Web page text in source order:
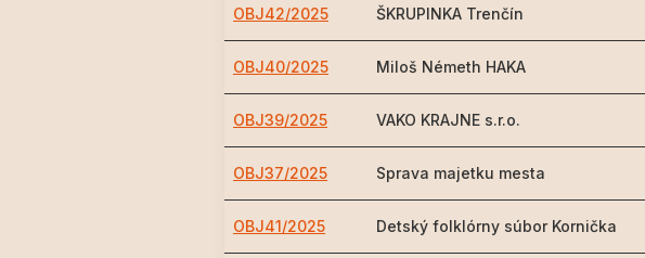
OBJ42/2025 ŠKRUPINKA Trenčín
OBJ40/2025 Miloš Németh HAKA
OBJ39/2025 VAKO KRAJNE s.r.o.
OBJ37/2025 Sprava majetku mesta
OBJ41/2025 Detský folklórny súbor Kornička